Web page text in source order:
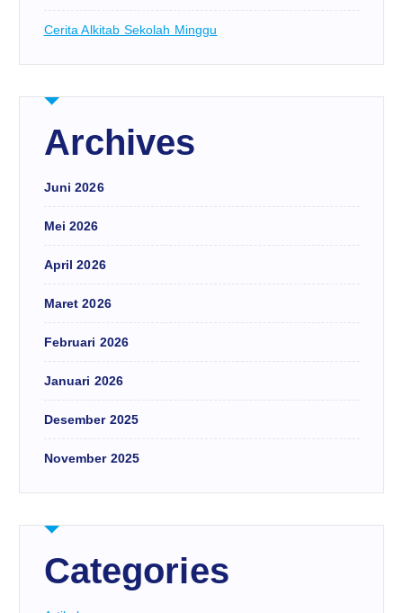
Cerita Alkitab Sekolah Minggu
Archives
Juni 2026
Mei 2026
April 2026
Maret 2026
Februari 2026
Januari 2026
Desember 2025
November 2025
Categories